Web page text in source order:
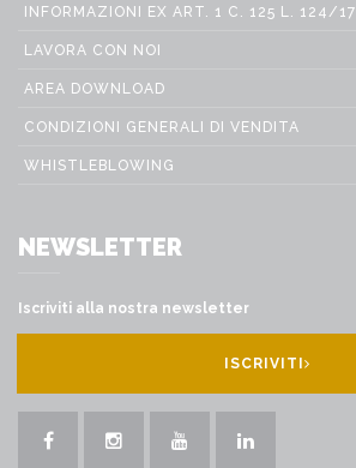
INFORMAZIONI EX ART. 1 C. 125 L. 124/17
LAVORA CON NOI
AREA DOWNLOAD
CONDIZIONI GENERALI DI VENDITA
WHISTLEBLOWING
NEWSLETTER
Iscriviti alla nostra newsletter
ISCRIVITI